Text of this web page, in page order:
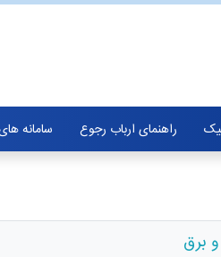
راهنمای ارباب رجوع سامانه
برق